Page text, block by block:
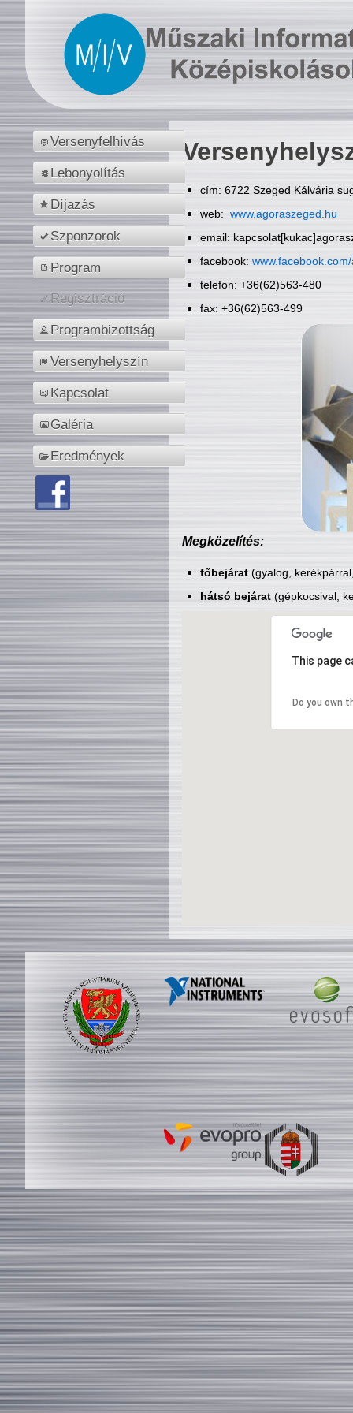
Versenyfelhívás
Lebonyolítás
Díjazás
Szponzorok
Program
Regisztráció
Programbizottság
Versenyhelyszín
Kapcsolat
Galéria
Eredmények
cím: 6722 Szeged Kálvária
web: www.agoraszeged.hu
email:
facebook:
telefon: +36(62)563-480
fax: +36(62)563-499
Megközelítés:
főbejárat(gyalog,
hátsó bejárat(gépkocsival,
This page
Do you own